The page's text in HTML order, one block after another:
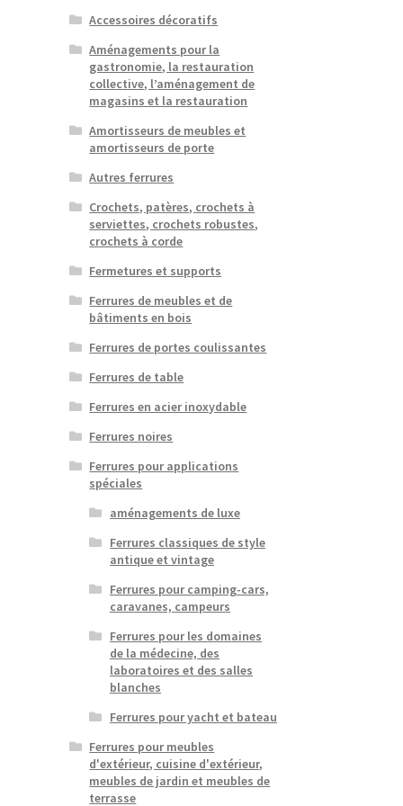
Accessoires décoratifs
Aménagements pour la
gastronomie, la restauration
collective, l’aménagement de
magasins et la restauration
Amortisseurs de meubles et
amortisseurs de porte
Autres ferrures
Crochets, patères, crochets à
serviettes, crochets robustes,
crochets à corde
Fermetures et supports
Ferrures de meubles et de
bâtiments en bois
Ferrures de portes coulissantes
Ferrures de table
Ferrures en acier inoxydable
Ferrures noires
Ferrures pour applications
spéciales
aménagements de luxe
Ferrures classiques de style
antique et vintage
Ferrures pour camping-cars,
caravanes, campeurs
Ferrures pour les domaines
de la médecine, des
laboratoires et des salles
blanches
Ferrures pour yacht et bateau
Ferrures pour meubles
d'extérieur, cuisine d'extérieur,
meubles de jardin et meubles de
terrasse